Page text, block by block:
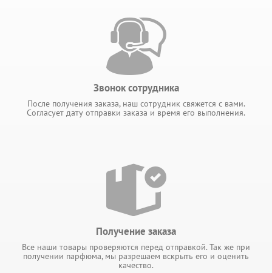
Звонок сотрудника
После получения заказа, наш сотрудник свяжется с вами.
Согласует дату отправки заказа и время его выполнения.
Получение заказа
Все наши товары проверяются перед отправкой. Так же при
получении парфюма, мы разрешаем вскрыть его и оценить
качество.